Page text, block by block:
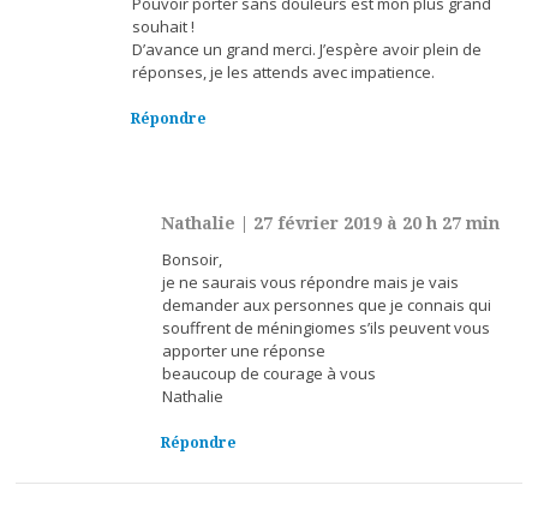
souhait !
D’avance un grand merci. J’espère avoir plein de
réponses, je les attends avec impatience.
Répondre
Nathalie 27 février 2019 à 20 h 27 min
Bonsoir,
je ne saurais vous répondre mais je vais
demander aux personnes que je connais qui
souffrent de méningiomes s’ils peuvent vous
apporter une réponse
beaucoup de courage à vous
Nathalie
Répondre